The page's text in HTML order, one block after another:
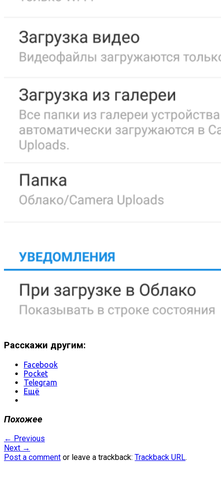
Расскажи другим:
Facebook
Pocket
Telegram
Ещё
Похожее
← Previous
Next →
Post a comment or leave a trackback: Trackback URL.